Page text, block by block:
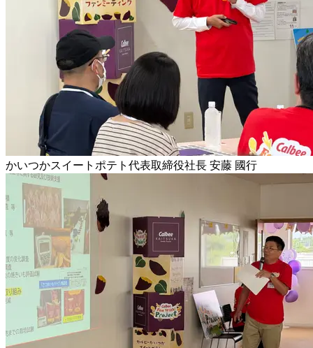
かいつかスイートポテト代表取締役社長 安藤 國行